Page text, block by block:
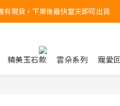
台北民權門市，現貨展示中
台北民權門市，現貨展示中
精美玉石款 雲朵系列 寵愛